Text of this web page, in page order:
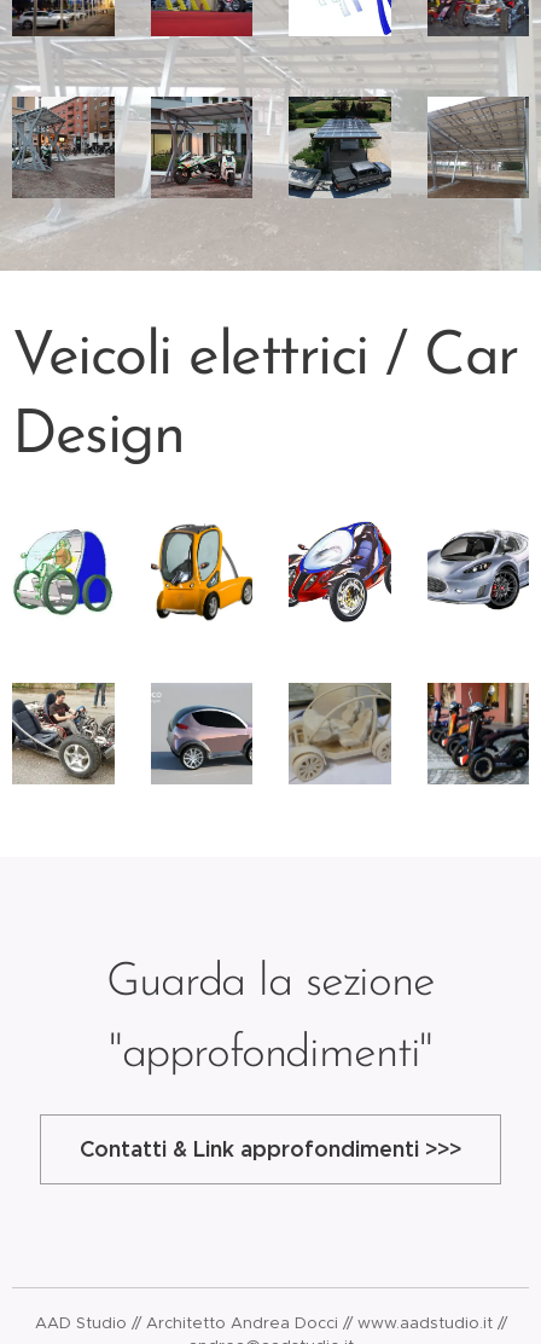
Veicoli elettrici / Car
Design
Guarda la sezione
"approfondimenti"
Contatti & Link approfondimenti >>>
AAD Studio // Architetto Andrea Docci // www.aadstudio.it //